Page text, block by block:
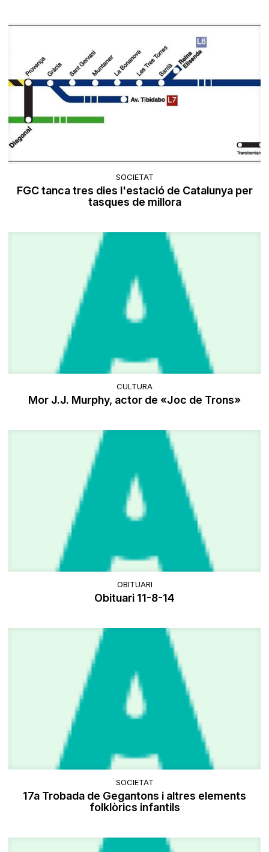
SOCIETAT
FGC tanca tres dies l'estació de Catalunya per
tasques de millora
CULTURA
Mor J.J. Murphy, actor de «Joc de Trons»
OBITUARI
Obituari 11-8-14
SOCIETAT
17a Trobada de Gegantons i altres elements
folklòrics infantils